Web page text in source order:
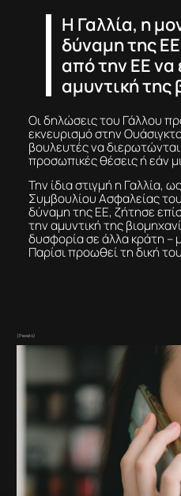
Η Γαλλία, η
δύναμη της
από την ΕΕ να
αμυντική της
Οι δηλώσεις του Γάλλου
εκνευρισμό στην
βουλευτές να
προσωπικές θέσεις ή εάν
Την ίδια στιγμή η Γαλλία,
Συμβουλίου Ασφαλείας
δύναμη της ΕΕ, ζήτησε
την αμυντική της
δυσφορία σε άλλα κράτη –
Παρίσι προωθεί τη δική
(Pexels)